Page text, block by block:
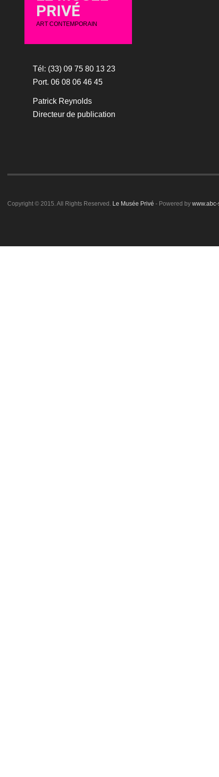
PRIVÉ
ART CONTEMPORAIN
Tél: (33) 09 75 80 13 23
Port. 06 08 06 46 45
Patrick Reynolds
Directeur de publication
Copyright © 2015. All Rights Reserved. Le Musée Privé - Powered by